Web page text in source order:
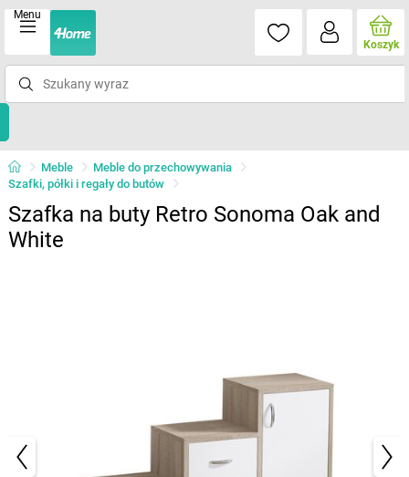
Menu
Koszyk
Meble
Meble do przechowywania
Szafki, półki i regały do butów
Szafka na buty Retro Sonoma Oak and
White